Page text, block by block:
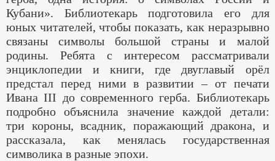
Кубани». Библиотекарь подготовила его для
юных читателей, чтобы показать, как неразрывно
связаны символы большой страны и малой
родины. Ребята с интересом рассматривали
энциклопедии и книги, где двуглавый орёл
предстал перед ними в развитии – от печати
Ивана III до современного герба. Библиотекарь
подробно объяснила значение каждой детали:
три короны, всадник, поражающий дракона, и
рассказала, как менялась государственная
символика в разные эпохи.